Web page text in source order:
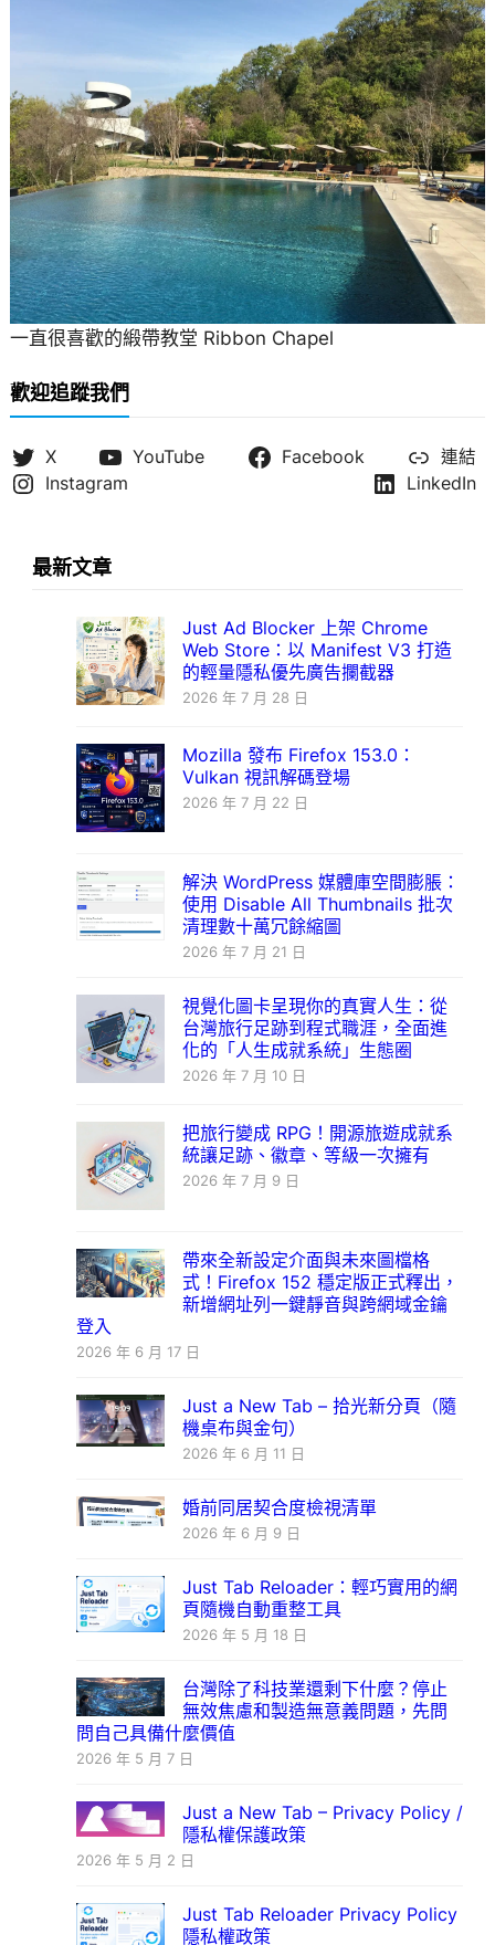
一直很喜歡的緞帶教堂 Ribbon Chapel
歡迎追蹤我們
X YouTube Facebook
連結
Instagram
LinkedIn
最新文章
Just Ad Blocker 上架 Chrome
Web Store：以 Manifest V3 打造
的輕量隱私優先廣告攔截器
2026 年 7 月 28 日
Mozilla 發布 Firefox 153.0：
Vulkan 視訊解碼登場
2026 年 7 月 22 日
解決 WordPress 媒體庫空間膨脹：
使用 Disable All Thumbnails 批次
清理數十萬冗餘縮圖
2026 年 7 月 21 日
視覺化圖卡呈現你的真實人生：從
台灣旅行足跡到程式職涯，全面進
化的「人生成就系統」生態圈
2026 年 7 月 10 日
把旅行變成 RPG！開源旅遊成就系
統讓足跡、徽章、等級一次擁有
2026 年 7 月 9 日
帶來全新設定介面與未來圖檔格
式！Firefox 152 穩定版正式釋出，
新增網址列一鍵靜音與跨網域金鑰
登入
2026 年 6 月 17 日
Just a New Tab – 拾光新分頁（隨
機桌布與金句）
2026 年 6 月 11 日
婚前同居契合度檢視清單
2026 年 6 月 9 日
Just Tab Reloader：輕巧實用的網
頁隨機自動重整工具
2026 年 5 月 18 日
台灣除了科技業還剩下什麼？停止
無效焦慮和製造無意義問題，先問
問自己具備什麼價值
2026 年 5 月 7 日
Just a New Tab – Privacy Policy /
隱私權保護政策
2026 年 5 月 2 日
Just Tab Reloader Privacy Policy
隱私權政策